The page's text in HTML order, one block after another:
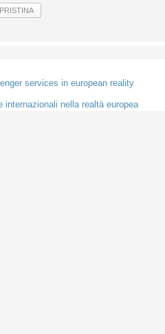
services in european reality
internazionali nella realtà europea